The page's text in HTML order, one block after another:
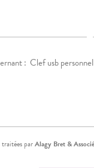
traitées parAlagy Bret &